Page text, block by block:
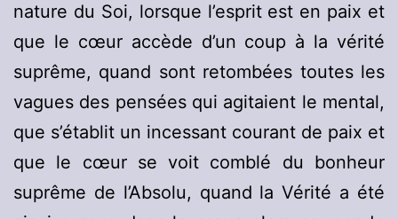
nature du Soi, lorsque l’esprit est en paix et
que le cœur accède d’un coup à la vérité
suprême, quand sont retombées toutes les
vagues des pensées qui agitaient le mental,
que s’établit un incessant courant de paix et
que le cœur se voit comblé du bonheur
suprême de l’Absolu, quand la Vérité a été